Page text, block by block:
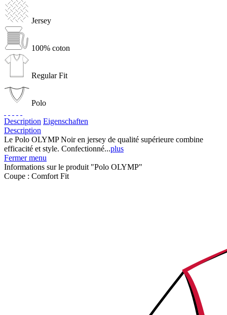
Jersey
100% coton
Regular Fit
Polo
Description Eigenschaften
Description
Le Polo OLYMP Noir en jersey de qualité supérieure combine
efficacité et style. Confectionné...plus
Fermer menu
Informations sur le produit "Polo OLYMP"
Coupe : Comfort Fit